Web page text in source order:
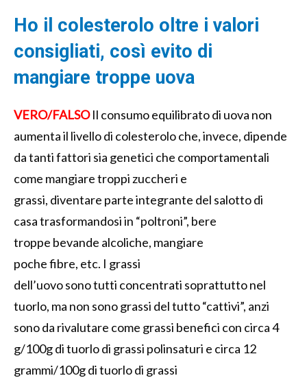
Ho il colesterolo oltre i valori
consigliati, così evito di
mangiare troppe uova
VERO/FALSO Il consumoequilibratodi uova non
aumenta il livello di colesteroloche, invece, dipende
da tanti fattori sia genetici che comportamentali
come mangiare troppi zuccheri e
grassi, diventare parteintegrante del salottodi
casatrasformandosi in “poltroni”, bere
troppe bevande alcoliche, mangiare
pochefibre, etc. I grassi
dell’uovosonotutti concentrati soprattutto nel
tuorlo, ma non sonograssi del tutto“cattivi”, anzi
sonoda rivalutare come grassi benefici con circa 4
g/100gdi tuorlodi grassi polinsaturi e circa 12
grammi/100g di tuorlodi grassi